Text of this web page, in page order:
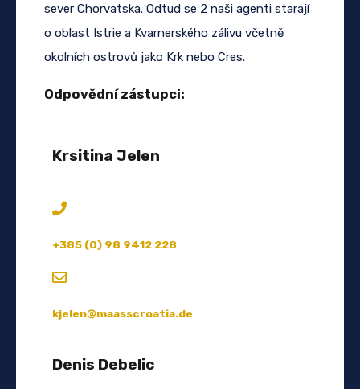
sever Chorvatska. Odtud se 2 naši agenti starají
o oblast Istrie a Kvarnerského zálivu včetně
okolních ostrovů jako Krk nebo Cres.
Odpovědní zástupci:
Krsitina Jelen
+385 (0) 98 9412 228
kjelen@maasscroatia.de
Denis Debelic